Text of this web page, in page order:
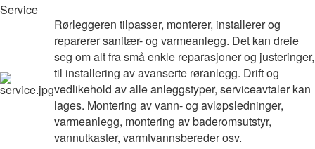
Service
Rørleggeren tilpasser, monterer, installerer og
reparerer sanitær- og varmeanlegg. Det kan dreie
seg om alt fra små enkle reparasjoner og justeringer,
til installering av avanserte røranlegg. Drift og
vedlikehold av alle anleggstyper, serviceavtaler kan
lages. Montering av vann- og avløpsledninger,
varmeanlegg, montering av baderomsutstyr,
vannutkaster, varmtvannsbereder osv.